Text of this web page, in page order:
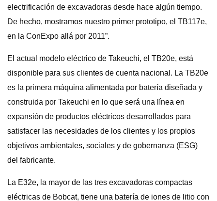
electrificación de excavadoras desde hace algún tiempo.
De hecho, mostramos nuestro primer prototipo, el TB117e,
en la ConExpo allá por 2011”.
El actual modelo eléctrico de Takeuchi, el TB20e, está
disponible para sus clientes de cuenta nacional. La TB20e
es la primera máquina alimentada por batería diseñada y
construida por Takeuchi en lo que será una línea en
expansión de productos eléctricos desarrollados para
satisfacer las necesidades de los clientes y los propios
objetivos ambientales, sociales y de gobernanza (ESG)
del fabricante.
La E32e, la mayor de las tres excavadoras compactas
eléctricas de Bobcat, tiene una batería de iones de litio con